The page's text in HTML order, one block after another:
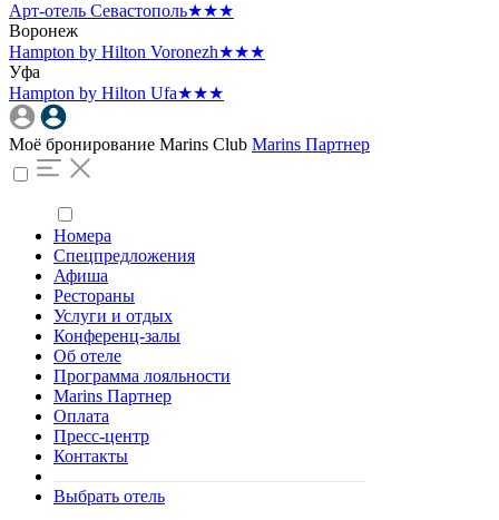
Арт-отель Севастополь★★★
Воронеж
Hampton by Hilton Voronezh★★★
Уфа
Hampton by Hilton Ufa★★★
Моё бронирование Marins Club Marins Партнер
Номера
Спецпредложения
Афиша
Рестораны
Услуги и отдых
Конференц-залы
Об отеле
Программа лояльности
Marins Партнер
Оплата
Пресс-центр
Контакты
Выбрать отель